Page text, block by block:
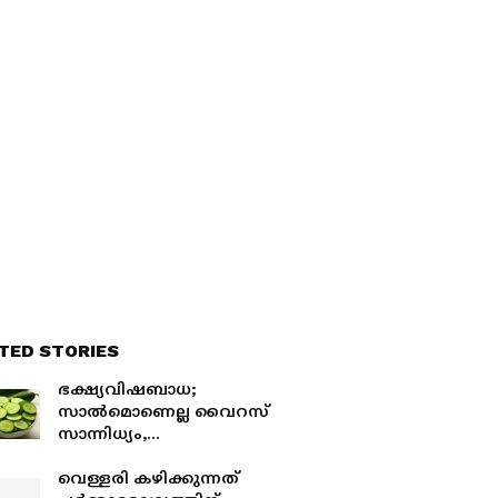
STORIES
ഭക്ഷ്യവിഷബാധ;
സാൽമൊണെല്ല വൈറസ്
സാന്നിധ്യം,
സാലഡ് വെള്ളരി
വെള്ളരി കഴിക്കുന്നത്